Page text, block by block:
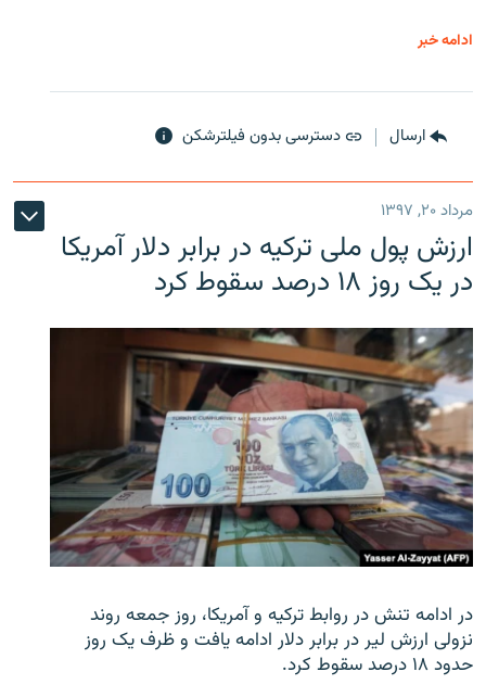
ادامه خبر
ارسال دسترسی بدون فیلترشکن
مرداد ۲۰, ۱۳۹۷
ارزش پول ملی ترکیه در برابر دلار آمریکا
در یک روز ۱۸ درصد سقوط کرد
در ادامه تنش در روابط ترکیه و آمریکا، روز جمعه روند
نزولی ارزش لیر در برابر دلار ادامه یافت و ظرف یک روز
حدود ۱۸ درصد سقوط کرد.